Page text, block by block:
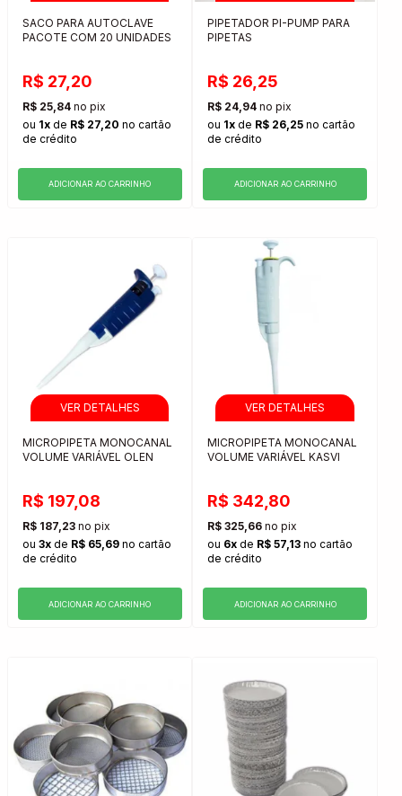
SACO PARA AUTOCLAVE
PACOTE COM 20 UNIDADES
R$ 27,20
R$ 25,84 no pix
ou 1x de R$ 27,20 no cartão
de crédito
ADICIONAR AO CARRINHO
PIPETADOR PI-PUMP PARA
PIPETAS
R$ 26,25
R$ 24,94 no pix
ou 1x de R$ 26,25 no cartão
de crédito
ADICIONAR AO CARRINHO
MICROPIPETA MONOCANAL
VOLUME VARIÁVEL OLEN
R$ 197,08
R$ 187,23 no pix
ou 3x de R$ 65,69 no cartão
de crédito
ADICIONAR AO CARRINHO
MICROPIPETA MONOCANAL
VOLUME VARIÁVEL KASVI
R$ 342,80
R$ 325,66 no pix
ou 6x de R$ 57,13 no cartão
de crédito
ADICIONAR AO CARRINHO